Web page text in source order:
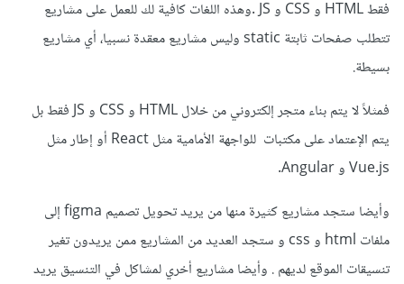
فقط HTML و CSS و JS .وهذه اللغات كافية لك للعمل على مشاريع
تتطلب صفحات ثابتة static وليس مشاريع معقدة نسبيا، أي مشاريع
بسيطة.
فمثلاً لا يتم بناء متجر إلكتروني من خلال HTML و CSS و JS فقط بل
يتم الإعتماد على مكتبات للواجهة الأمامية مثل React أو إطار مثل
Vue.js و Angular.
وأيضا ستجد مشاريع كثيرة منها من يريد تحويل تصميم figma إلى
ملفات html و css و ستجد العديد من المشاريع ممن يريدون تغير
تنسيقات الموقع لديهم . وأيضا مشاريع أخري لمشاكل في التنسيق يريد